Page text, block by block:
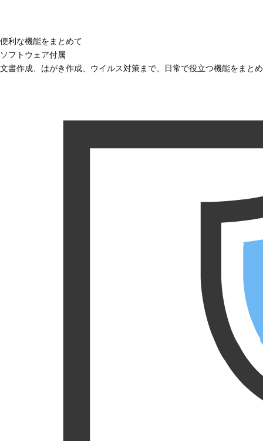
便利な機能をまとめて
ソフトウェア付属
文書作成、はがき作成、ウイルス対策まで、日常で役立つ機能をまと